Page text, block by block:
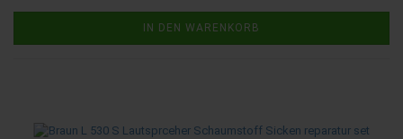
IN DEN WARENKORB